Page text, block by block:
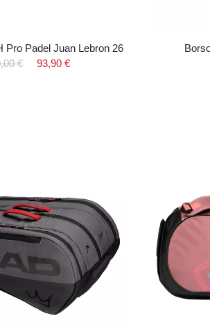
Pro Padel Juan Lebron 26
€
93,90 €